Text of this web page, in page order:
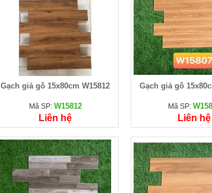
Gạch giả gỗ 15x80cm W15812
Mã SP: W15812
Liên hệ
Gạch giả gỗ
Mã SP:
Liên hệ